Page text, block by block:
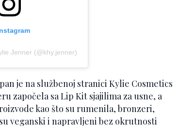
Jenner (@khy.jenner)
je na službenoj stranici Kylie Cosmetics
započela sa Lip Kit sjajilima za usne, a
kao što su rumenila, bronzeri,
veganski i napravljeni bez okrutnosti